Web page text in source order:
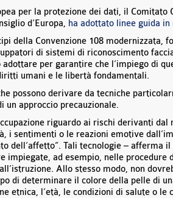
per la protezione dei dati, il Comitato
d’Europa, ha adottato linee guida
della Convenzione 108 modernizzata,
di sistemi di riconoscimento
per garantire che l’impiego di
umani e le libertà fondamentali.
possono derivare da tecniche
un approccio precauzionale.
riguardo ai rischi derivanti dal
i sentimenti o le reazioni emotive
dell’affetto”. Tali tecnologie – afferma
impiegate, ad esempio, nelle procedure
Allo stesso modo, non
di determinare il colore della pelle di
etnica, l’età, le condizioni di salute o le